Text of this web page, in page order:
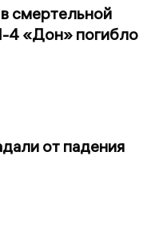
смертельной
4 «Дон» погибло
от падения